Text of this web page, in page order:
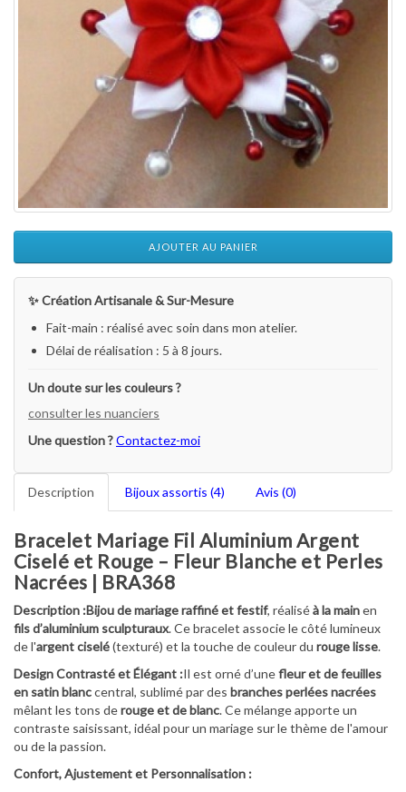
AJOUTER AU PANIER
✨ Création Artisanale & Sur-Mesure
Fait-main : réalisé avec soin dans mon atelier.
Délai de réalisation : 5 à 8 jours.
Un doute sur les couleurs ?
consulter les nuanciers
Une question ?Contactez-moi
Description Bijoux assortis (4) Avis (0)
Bracelet Mariage Fil Aluminium Argent
Ciselé et Rouge – Fleur Blanche et Perles
Nacrées | BRA368
Description :Bijou de mariage raffiné et festif, réaliséà la mainen
fils d’aluminium sculpturaux. Ce bracelet associe le côté lumineux
de l'argent ciselé(texturé) et la touche de couleur du rouge lisse.
Design Contrasté et Élégant :Il est orné d’unefleur et de feuilles
en satin blanccentral, sublimé par des branches perlées nacrées
mêlant les tons derouge et de blanc. Ce mélange apporte un
contraste saisissant, idéal pour un mariage sur le thème de l'amour
ou de la passion.
Confort, Ajustement et Personnalisation :